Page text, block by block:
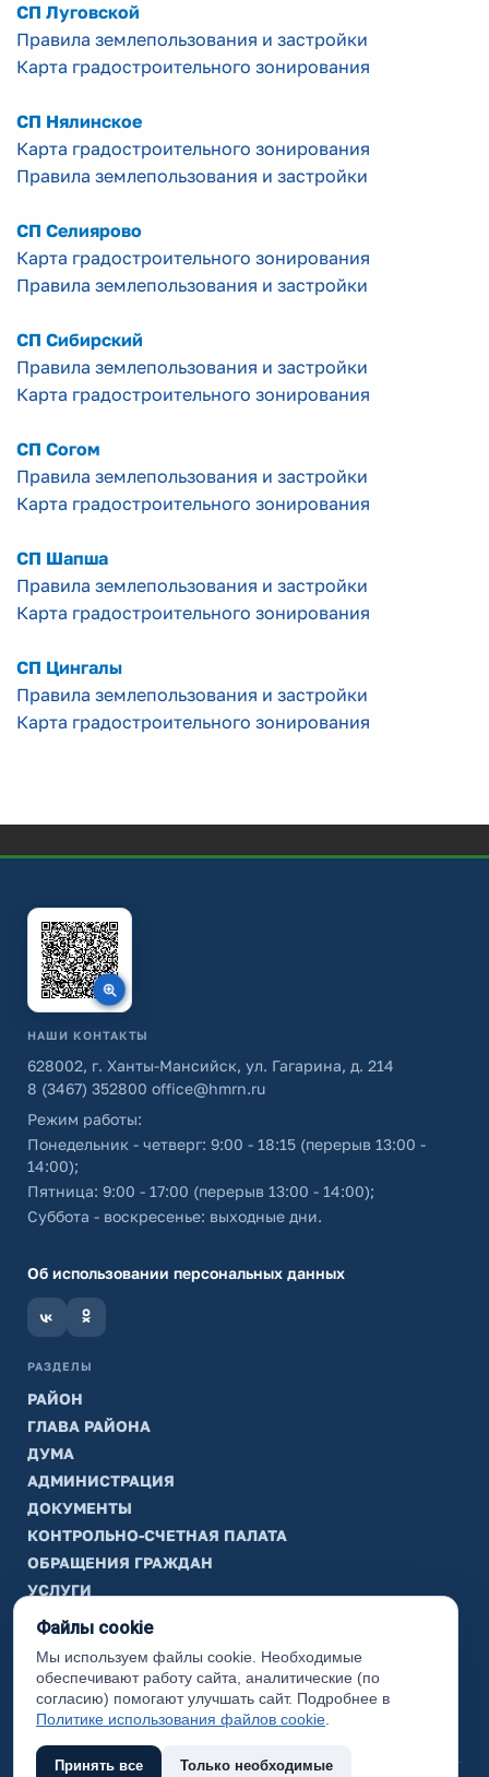
СП Луговской
Правила землепользования и застройки
Карта градостроительного зонирования
СП Нялинское
Карта градостроительного зонирования
Правила землепользования и застройки
СП Селиярово
Карта градостроительного зонирования
Правила землепользования и застройки
СП Сибирский
Правила землепользования и застройки
Карта градостроительного зонирования
СП Согом
Правила землепользования и застройки
Карта градостроительного зонирования
СП Шапша
Правила землепользования и застройки
Карта градостроительного зонирования
СП Цингалы
Правила землепользования и застройки
Карта градостроительного зонирования
НАШИ КОНТАКТЫ
628002, г. Ханты-Мансийск, ул. Гагарина, д. 214
8 (3467) 352800 office@hmrn.ru
Режим работы:
Понедельник - четверг: 9:00 - 18:15 (перерыв 13:00 -
14:00);
Пятница: 9:00 - 17:00 (перерыв 13:00 - 14:00);
Суббота - воскресенье: выходные дни.
Об использовании персональных данных
РАЗДЕЛЫ
РАЙОН
ГЛАВА РАЙОНА
ДУМА
АДМИНИСТРАЦИЯ
ДОКУМЕНТЫ
КОНТРОЛЬНО-СЧЕТНАЯ ПАЛАТА
ОБРАЩЕНИЯ ГРАЖДАН
УСЛУГИ
ТИК
ИНФОРМАЦИЯ
Законодательная карта
Карта сайта
Файлы cookie
Мы используем файлы cookie. Необходимые
обеспечивают работу сайта, аналитические (по
согласию) помогают улучшать сайт. Подробнее в
Политике использования файлов cookie
Принять все Только необходимые